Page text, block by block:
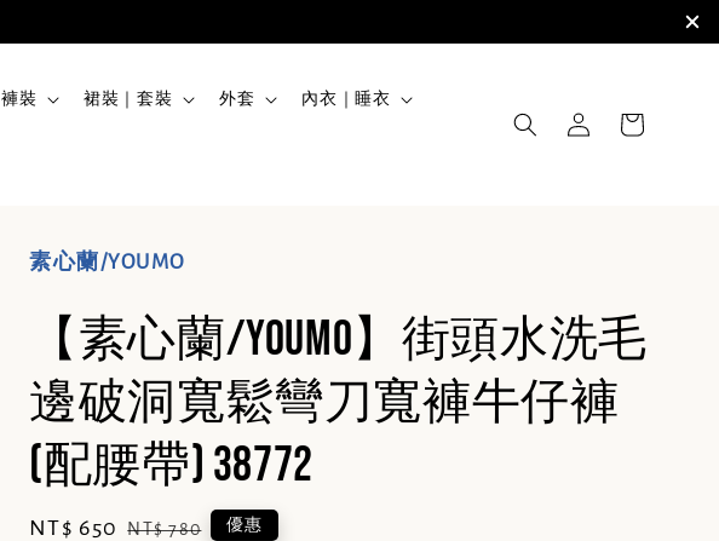
褲裝 裙裝｜套裝 外套 內衣｜睡衣
素心蘭/YOUMO
【素心蘭/YOUMO】街頭水洗毛
邊破洞寬鬆彎刀寬褲牛仔褲
(配腰帶) 38772
Sale
NT$ 650 Regular
NT$ 780 優惠